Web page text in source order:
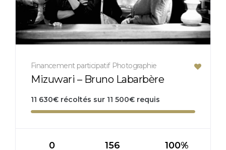
Financement participatif Photographie
Mizuwari – Bruno Labarbère
11 630€ récoltés sur 11 500€ requis
0 156 100%